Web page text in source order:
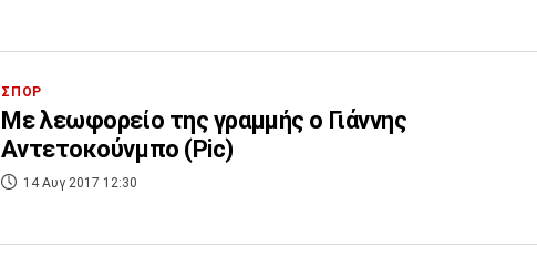
ΣΠΟΡ
Με λεωφορείο της γραμμής ο Γιάννης
Αντετοκούνμπο (Pic)
14 Αυγ 2017 12:30